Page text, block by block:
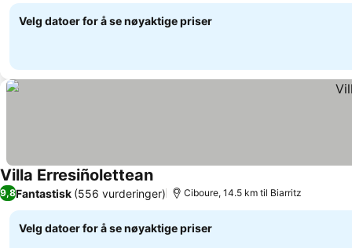
Velg datoer for å se nøyaktige priser
Villa ErresiñoletteanSe priser
9,8Fantastisk (556 vurderinger) Ciboure, 14.5 km til Biarritz
Velg datoer for å se nøyaktige priser